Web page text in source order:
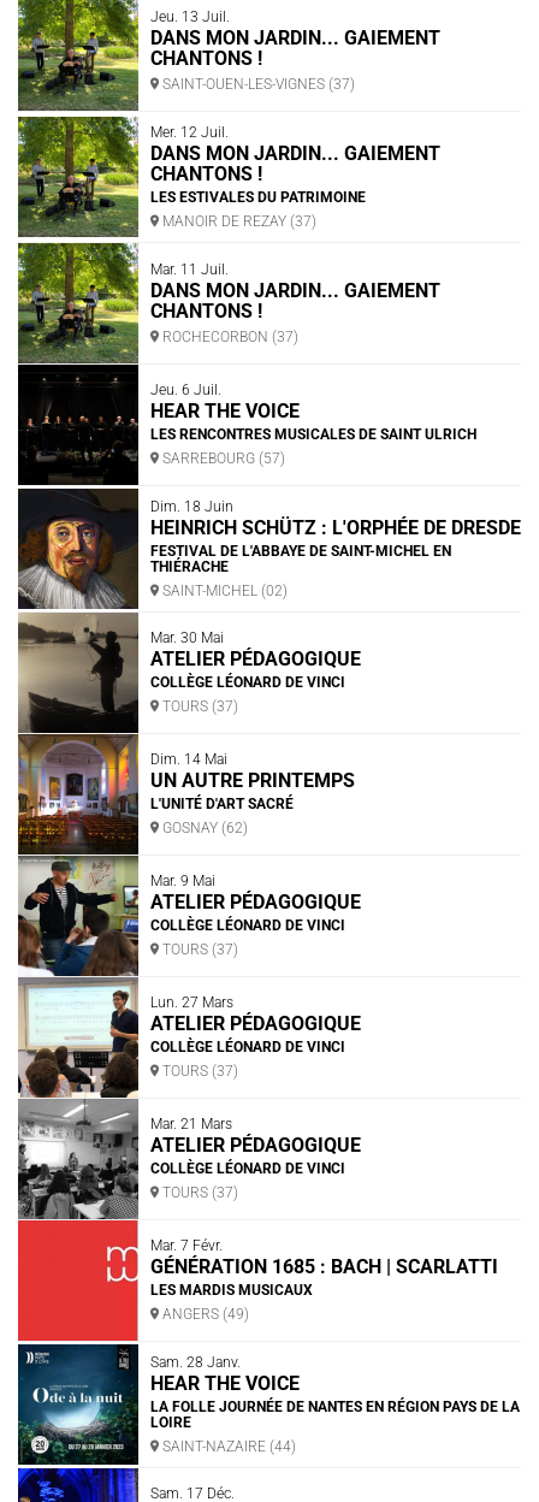
Jeu. 13 Juil.
DANS MON JARDIN... GAIEMENT
CHANTONS !
SAINT-OUEN-LES-VIGNES (37)
Mer. 12 Juil.
DANS MON JARDIN... GAIEMENT
CHANTONS !
LES ESTIVALES DU PATRIMOINE
MANOIR DE REZAY (37)
Mar. 11 Juil.
DANS MON JARDIN... GAIEMENT
CHANTONS !
ROCHECORBON (37)
Jeu. 6 Juil.
HEAR THE VOICE
LES RENCONTRES MUSICALES DE SAINT ULRICH
SARREBOURG (57)
Dim. 18 Juin
HEINRICH SCHÜTZ : L'ORPHÉE DE DRESDE
FESTIVAL DE L'ABBAYE DE SAINT-MICHEL EN
THIÉRACHE
SAINT-MICHEL (02)
Mar. 30 Mai
ATELIER PÉDAGOGIQUE
COLLÈGE LÉONARD DE VINCI
TOURS (37)
Dim. 14 Mai
UN AUTRE PRINTEMPS
L'UNITÉ D'ART SACRÉ
GOSNAY (62)
Mar. 9 Mai
ATELIER PÉDAGOGIQUE
COLLÈGE LÉONARD DE VINCI
TOURS (37)
Lun. 27 Mars
ATELIER PÉDAGOGIQUE
COLLÈGE LÉONARD DE VINCI
TOURS (37)
Mar. 21 Mars
ATELIER PÉDAGOGIQUE
COLLÈGE LÉONARD DE VINCI
TOURS (37)
Mar. 7 Févr.
GÉNÉRATION 1685 : BACH | SCARLATTI
LES MARDIS MUSICAUX
ANGERS (49)
Sam. 28 Janv.
HEAR THE VOICE
LA FOLLE JOURNÉE DE NANTES EN RÉGION PAYS DE LA
LOIRE
SAINT-NAZAIRE (44)
Sam. 17 Déc.